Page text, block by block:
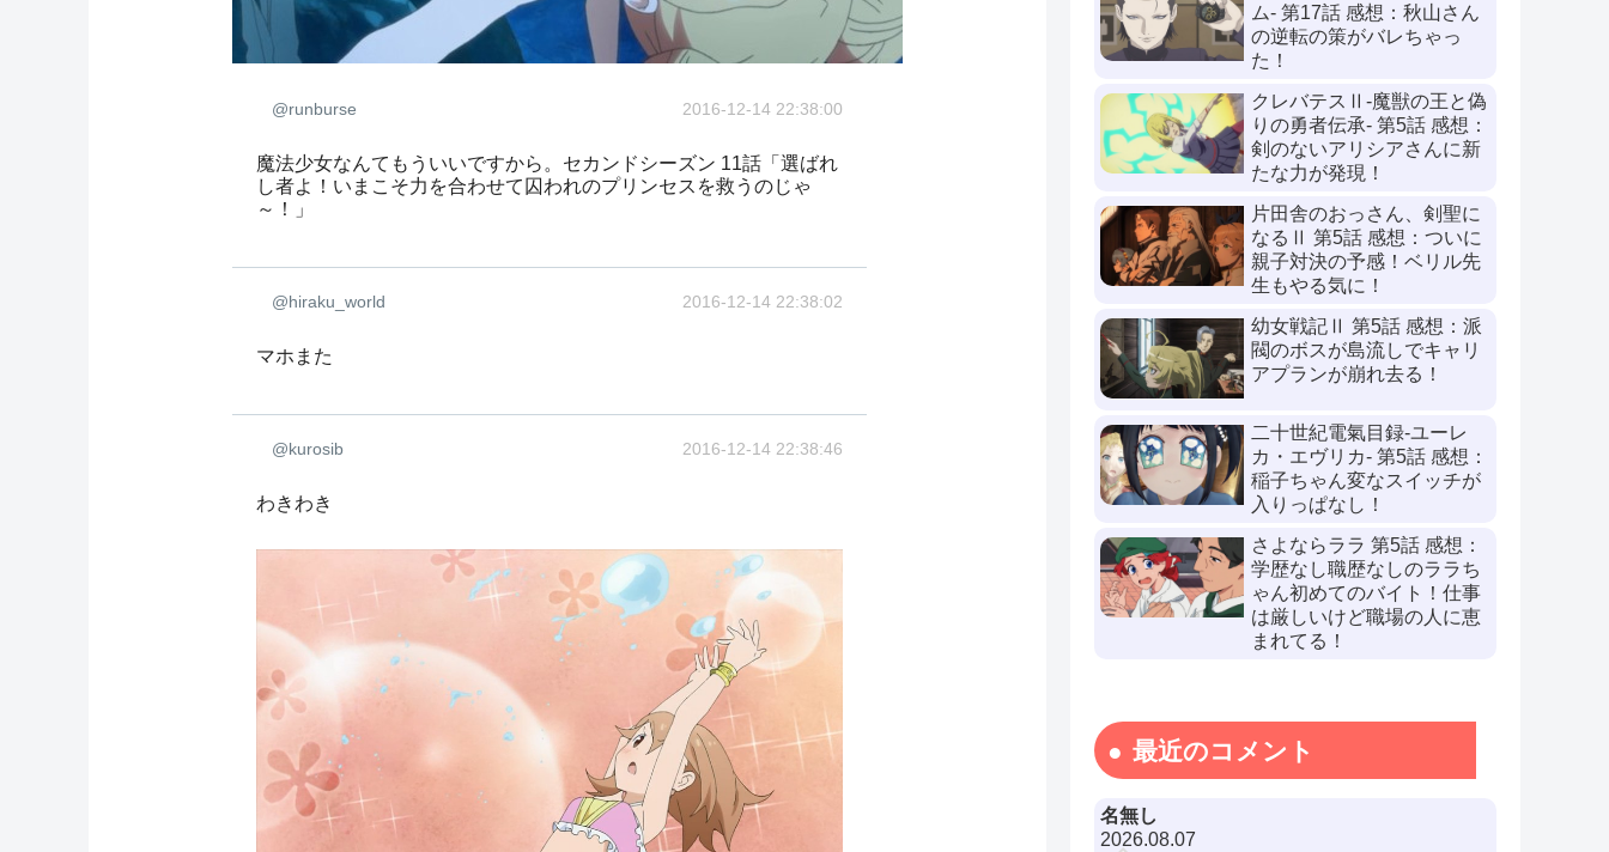
@runburse 2016-12-14 22:38:00
魔法少女なんてもういいですから。セカンドシーズン 11話「選ばれ
し者よ！いまこそ力を合わせて囚われのプリンセスを救うのじゃ
～！」
@hiraku_world 2016-12-14 22:38:02
マホまた
@kurosib 2016-12-14 22:38:46
わきわき
ム- 第17話 感想：秋山さん
の逆転の策がバレちゃっ
た！
クレバテスⅡ-魔獣の王と偽
りの勇者伝承- 第5話 感想：
剣のないアリシアさんに新
たな力が発現！
片田舎のおっさん、剣聖に
なるⅡ 第5話 感想：ついに
親子対決の予感！ベリル先
生もやる気に！
幼女戦記Ⅱ 第5話 感想：派
閥のボスが島流しでキャリ
アプランが崩れ去る！
二十世紀電氣目録-ユーレ
カ・エヴリカ- 第5話 感想：
稲子ちゃん変なスイッチが
入りっぱなし！
さよならララ 第5話 感想：
学歴なし職歴なしのララち
ゃん初めてのバイト！仕事
は厳しいけど職場の人に恵
まれてる！
最近のコメント
名無し
2026.08.07